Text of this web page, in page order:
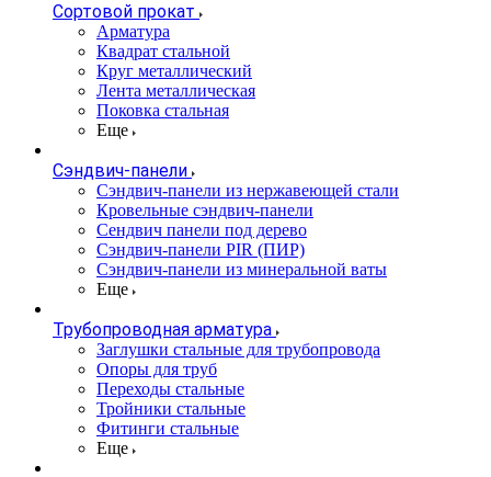
Сортовой прокат
Арматура
Квадрат стальной
Круг металлический
Лента металлическая
Поковка стальная
Еще
Сэндвич-панели
Cэндвич-панели из нержавеющей стали
Кровельные сэндвич-панели
Сендвич панели под дерево
Сэндвич-панели PIR (ПИР)
Сэндвич-панели из минеральной ваты
Еще
Трубопроводная арматура
Заглушки стальные для трубопровода
Опоры для труб
Переходы стальные
Тройники стальные
Фитинги стальные
Еще